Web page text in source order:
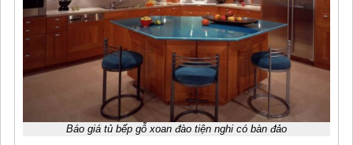
Báo giá tủ bếp gỗ xoan đào tiện nghi có bàn đảo